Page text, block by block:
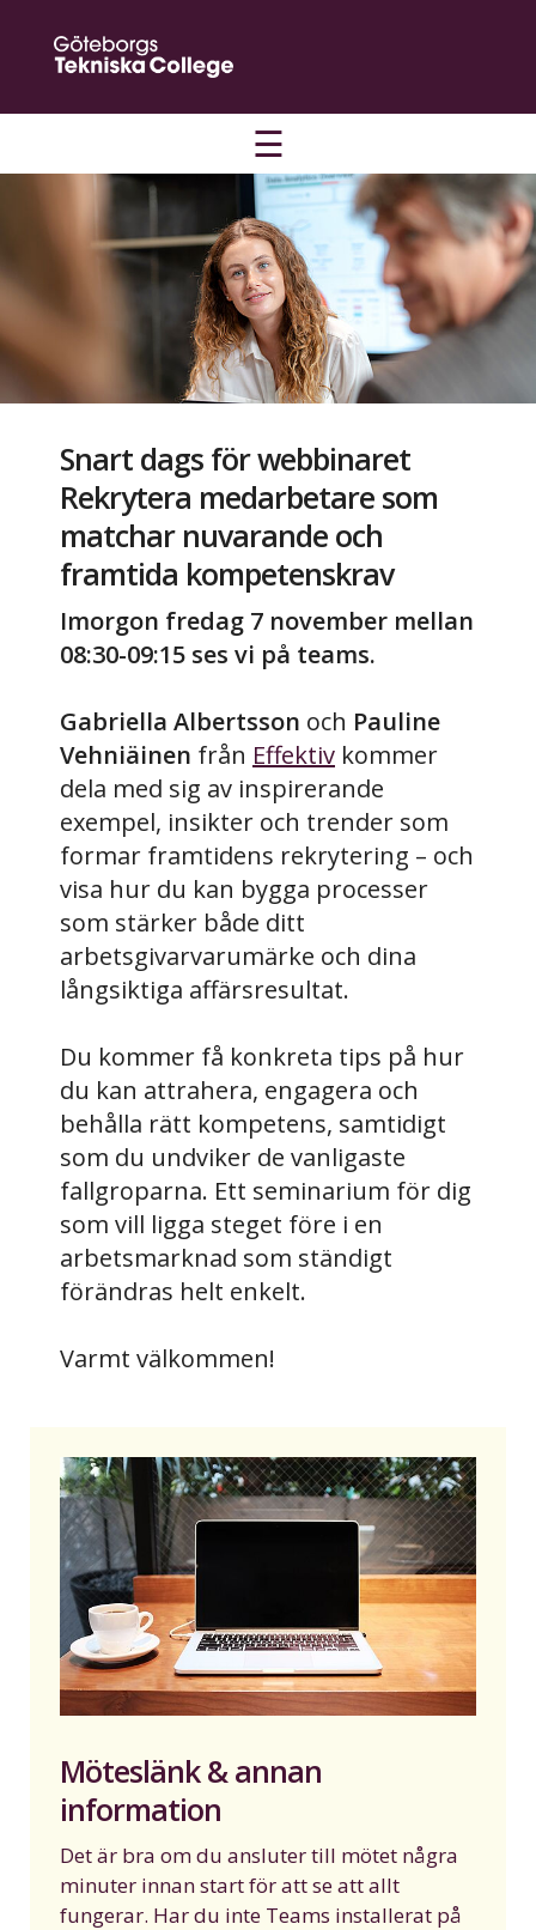
☰
Snart dags för webbinaret
Rekrytera medarbetare som
matchar nuvarande och
framtida kompetenskrav
Imorgon fredag 7 november mellan
08:30-09:15 ses vi på teams.
Gabriella Albertsson och Pauline
Vehniäinen från Effektiv kommer
dela med sig av inspirerande
exempel, insikter och trender som
formar framtidens rekrytering – och
visa hur du kan bygga processer
som stärker både ditt
arbetsgivarvarumärke och dina
långsiktiga affärsresultat.
Du kommer få konkreta tips på hur
du kan attrahera, engagera och
behålla rätt kompetens, samtidigt
som du undviker de vanligaste
fallgroparna. Ett seminarium för dig
som vill ligga steget före i en
arbetsmarknad som ständigt
förändras helt enkelt.
Varmt välkommen!
Möteslänk & annan
information
Det är bra om du ansluter till mötet några
minuter innan start för att se att allt
fungerar. Har du inte Teams installerat på